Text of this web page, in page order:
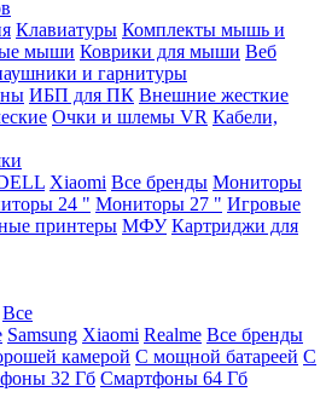
Клавиатуры Комплекты мышь и
мыши Коврики для мыши Веб
и гарнитуры
ИБП для ПК Внешние жесткие
Очки и шлемы VR Кабели,
Xiaomi Все бренды Мониторы
24 " Мониторы 27 " Игровые
принтеры МФУ Картриджи для
Все
Samsung Xiaomi Realme Все бренды
камерой С мощной батареей С
32 Гб Смартфоны 64 Гб